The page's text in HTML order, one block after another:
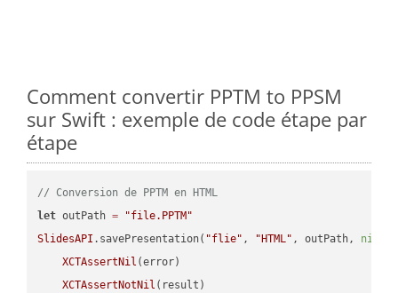
Comment convertir PPTM to PPSM
sur Swift : exemple de code étape par
étape
// Conversion de PPTM en HTML
let outPath =
"file.PPTM"
SlidesAPI .savePresentation( "flie" , "HTML" , outPath, nil
XCTAssertNil (error)
XCTAssertNotNil (result)